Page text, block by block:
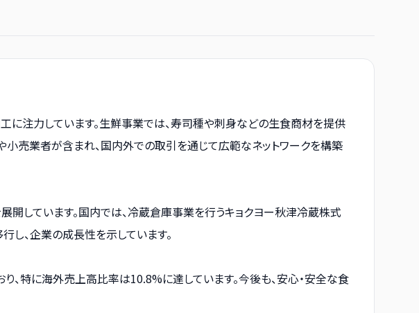
に注力しています。生鮮事業では、寿司種や刺身などの生食商材を提供
小売業者が含まれ、国内外での取引を通じて広範なネットワークを構築
開しています。国内では、冷蔵倉庫事業を行うキョクヨー秋津冷蔵株式
し、企業の成長性を示しています。
特に海外売上高比率は10.8%に達しています。今後も、安心・安全な食